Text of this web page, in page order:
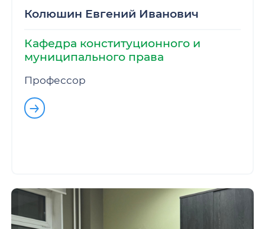
Колюшин Евгений Иванович
Кафедра конституционного и
муниципального права
Профессор